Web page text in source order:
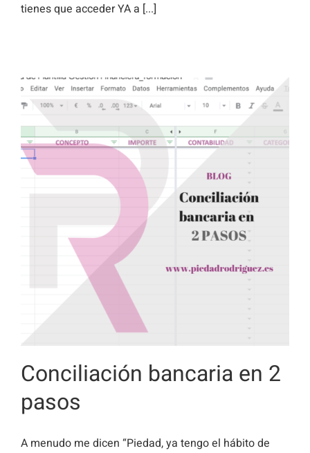
tienes que acceder YA a [...]
Conciliación bancaria en 2
pasos
A menudo me dicen “Piedad, ya tengo el hábito de